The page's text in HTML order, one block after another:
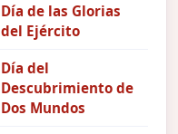
Día de las Glorias
del Ejército
Día del
Descubrimiento de
Dos Mundos